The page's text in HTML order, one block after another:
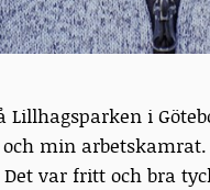
i
min
var fritt och bra